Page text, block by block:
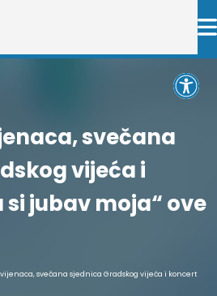
svečana
vijeća i
si jubav moja“ ove
svečana sjednica Gradskog vijeća i koncert